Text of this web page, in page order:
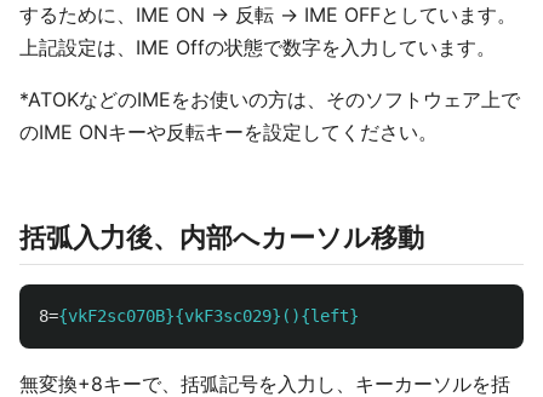
するために、IME ON → 反転 → IME OFFとしています。
上記設定は、IME Offの状態で数字を入力しています。
*ATOKなどのIMEをお使いの方は、そのソフトウェア上で
のIME ONキーや反転キーを設定してください。
括弧入力後、内部へカーソル移動
8={vkF2sc070B}{vkF3sc029}(){left}
無変換+8キーで、括弧記号を入力し、キーカーソルを括